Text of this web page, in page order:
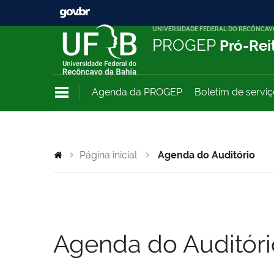
UNIVERSIDADE FEDERAL DO
PROGEP Pró-
Agenda da PROGEP Boletim de
Página inicial Agenda do Auditório
Agenda do